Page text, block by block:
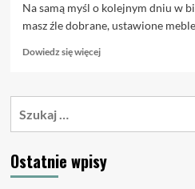
Na samą myśl o kolejnym dniu w
masz źle dobrane, ustawione
Dowiedz się więcejDowiedz
o
w
biurze
Ostatnie wpisy